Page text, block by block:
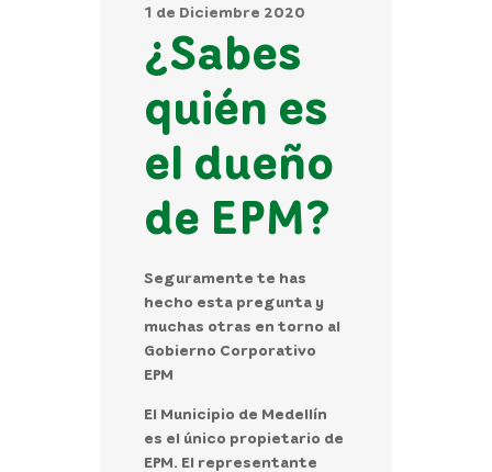
1 de Diciembre 2020
¿Sabes
quién es
el dueño
de EPM?
Seguramente te has
hecho esta pregunta y
muchas otras en torno al
Gobierno Corporativo
EPM
El Municipio de Medellín
es el único propietario de
EPM. El representante